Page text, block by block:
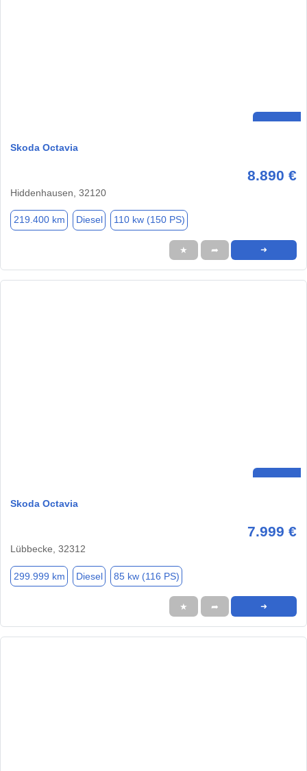
Skoda Octavia
8.890 €
Hiddenhausen, 32120
219.400 km Diesel 110 kw (150 PS)
★ ➦ ➜
Skoda Octavia
7.999 €
Lübbecke, 32312
299.999 km Diesel 85 kw (116 PS)
★ ➦ ➜